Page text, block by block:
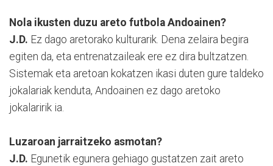
Nola ikusten duzu areto futbola Andoainen?
J.D. Ez dago aretorako kulturarik. Dena zelaira begira
egiten da, eta entrenatzaileak ere ez dira bultzatzen.
Sistemak eta aretoan kokatzen ikasi duten gure taldeko
jokalariak kenduta, Andoainen ez dago aretoko
jokalaririk ia.
Luzaroan jarraitzeko asmotan?
J.D. Egunetik egunera gehiago gustatzen zait areto